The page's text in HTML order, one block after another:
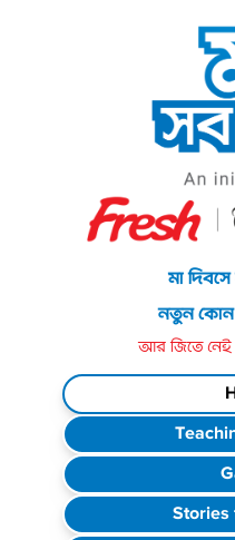
মা
নতুন কোন
আর জিতে নেই
Stories